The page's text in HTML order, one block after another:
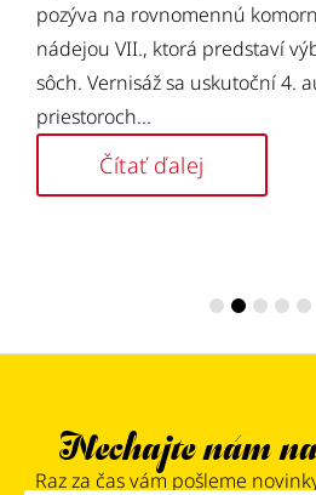
pozýva na rovnomennú
nádejou VII., ktorá predstaví
sôch. Vernisáž sa uskutoční 4.
priestoroch...
Čítať ďalej
Nechajte nám
Raz za čas vám pošleme